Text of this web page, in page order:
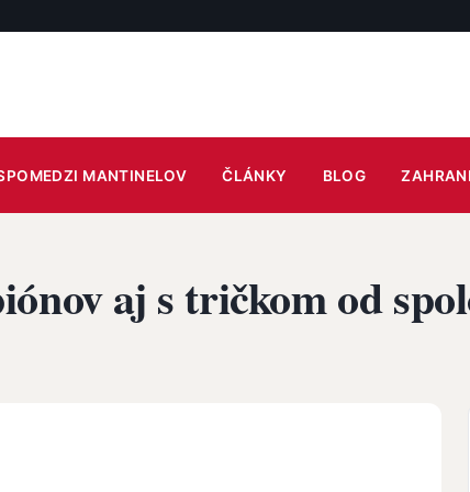
MANTINELOV ČLÁNKY BLOG
aj s tričkom od